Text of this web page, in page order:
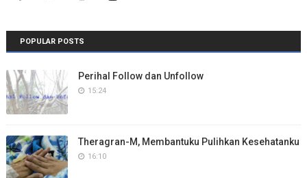
POPULAR POSTS
Perihal Follow dan Unfollow
15:24
Theragran-M, Membantuku Pulihkan Kesehatanku
16:10